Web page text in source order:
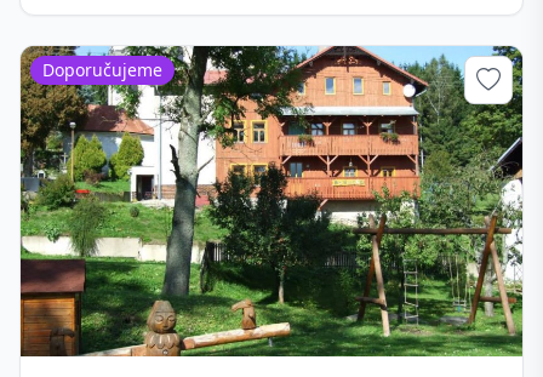
Doporučujeme